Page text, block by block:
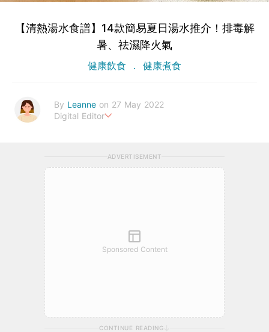
【清熱湯水食譜】14款簡易夏日湯水推介！排毒解
暑、祛濕降火氣
健康飲食 健康煮食
By Leanne on 27 May 2022
Digital Editor
ADVERTISEMENT
Sponsored Content
CONTINUE READING